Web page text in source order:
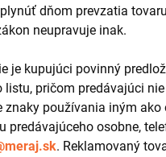
dňom prevzatia
neupravuje inak.
je kupujúci povinný
pričom predávajúci
znaky používania iným
predávajúceho osobne,
. Reklamovaný